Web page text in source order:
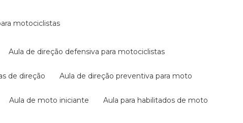
motociclistas
aula de direção defensiva para motociclistas
de direção aula de direção preventiva para moto
aula de moto iniciante aula para habilitados de moto